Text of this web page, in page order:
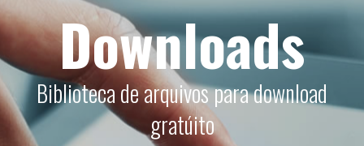
Downloads
Biblioteca de arquivos para download
gratúito